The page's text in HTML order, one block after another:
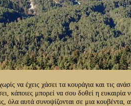
να έχεις χάσει τα κουράγια και τις
κάποιες μπορεί να σου δοθεί η
όλα αυτά συνοψίζονται σε μια κουβέντα,